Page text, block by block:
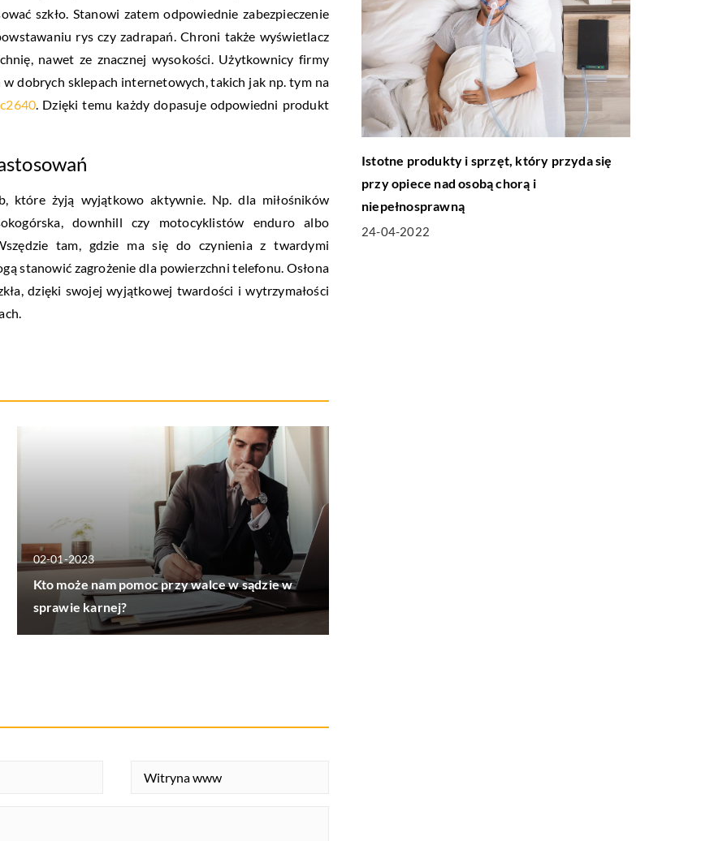
szkło. Stanowi zatem odpowiednie zabezpieczenie
rys czy zadrapań. Chroni także wyświetlacz
nawet ze znacznej wysokości. Użytkownicy firmy
dobrych sklepach internetowych, takich jak np. tym na
. Dzięki temu każdy dopasuje odpowiedni produkt
które żyją wyjątkowo aktywnie. Np. dla miłośników
downhill czy motocyklistów enduro albo
tam, gdzie ma się do czynienia z twardymi
stanowić zagrożenie dla powierzchni telefonu. Osłona
dzięki swojej wyjątkowej twardości i wytrzymałości
02-01-2023
Kto może nam pomoc przy walce w sądzie w
sprawie karnej?
Istotne produkty i sprzęt, który przyda się
przy opiece nad osobą chorą i
niepełnosprawną
24-04-2022